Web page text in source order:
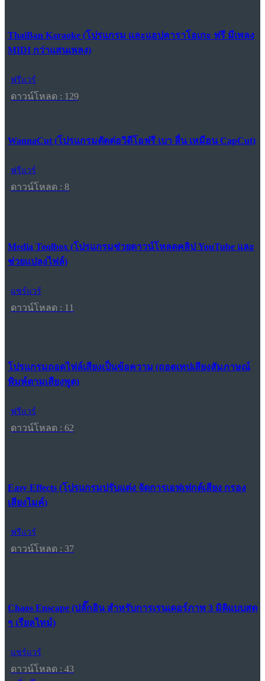
ThaiBan Karaoke (โปรแกรม และแอปคาราโอเกะ ฟรี มีเพลง
MIDI กว่าแสนเพลง)
ฟรีแวร์
ดาวน์โหลด : 129
WannaCut (โปรแกรมตัดต่อวิดีโอฟรี เบา ลื่น เหมือน CapCut)
ฟรีแวร์
ดาวน์โหลด : 8
Media Toolbox (โปรแกรมช่วยดาวน์โหลดคลิป YouTube และ
ช่วยแปลงไฟล์)
แชร์แวร์
ดาวน์โหลด : 11
โปรแกรมถอดไฟล์เสียงเป็นข้อความ (ถอดเทปเสียงสัมภาษณ์
พิมพ์ตามเสียงพูด)
ฟรีแวร์
ดาวน์โหลด : 62
Easy Effects (โปรแกรมปรับแต่ง จัดการเอฟเฟกต์เสียง กรอง
เสียงไมค์)
ฟรีแวร์
ดาวน์โหลด : 37
Chaos Enscape (ปลั๊กอิน สำหรับการเรนเดอร์ภาพ 3 มิติแบบสด
ๆ เรียลไทม์)
แชร์แวร์
ดาวน์โหลด : 43